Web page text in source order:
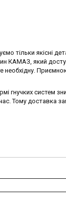
тільки якісні
КАМАЗ, який
необхідну.
гнучких систем
Тому доставка